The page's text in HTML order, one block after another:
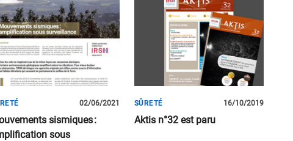
sismiques :
sous
02/06/2021
Aktis n°32 est paru
SÛRETÉ 16/10/2019